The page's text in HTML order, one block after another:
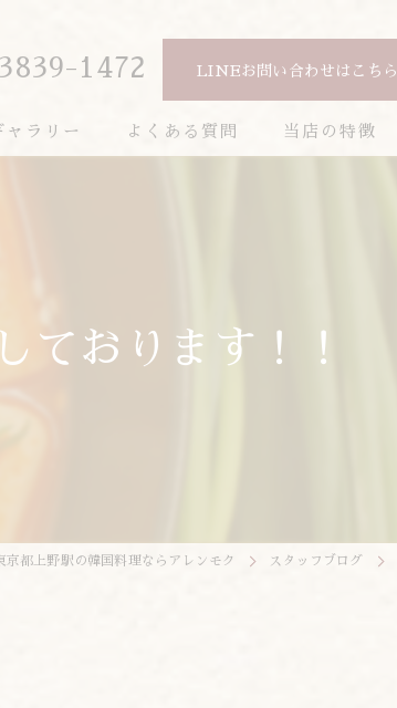
1472 LINEお問い合わせはこちら
ャラリー よくある質問 当店の特徴
ランチ
ております！！
京都上野駅の韓国料理ならアレンモク スタッフブログ